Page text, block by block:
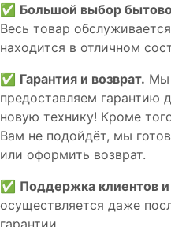
✅ Большой выбор
Весь товар
находится в отличном
✅ Гарантия и возврат. Мы
предоставляем гарантию
новую технику! Кроме
Вам не подойдёт, мы
или оформить возврат.
✅ Поддержка клиентов
осуществляется даже
гарантии.